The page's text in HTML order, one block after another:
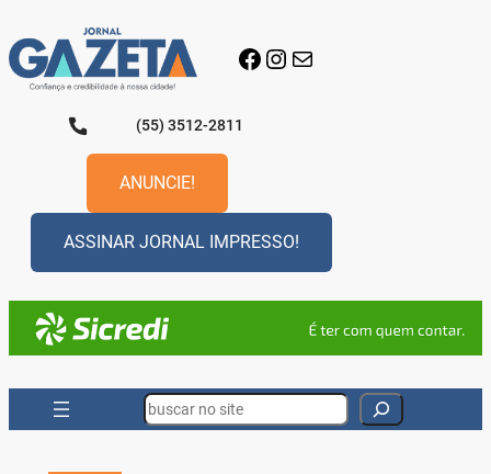
para
o
conteúdo
Facebook
Instagram
E-mail
(55) 3512-2811
ANUNCIE!
ASSINAR JORNAL IMPRESSO!
Search